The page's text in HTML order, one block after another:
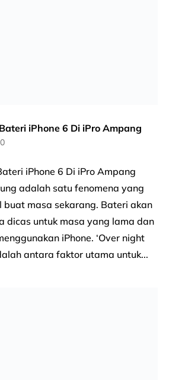
iPhone 6 Di iPro Ampang
iPhone 6 Di iPro Ampang
adalah satu fenomena yang
buat masa sekarang. Bateri akan
dicas untuk masa yang lama dan
iPhone. ‘Over night
antara faktor utama untuk...